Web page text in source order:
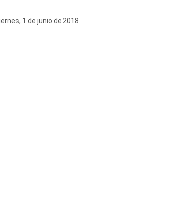
1 de junio de 2018